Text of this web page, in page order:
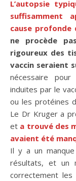
L’autopsie
suffisamment
cause profonde
ne procède
rigoureux des
vaccin seraient
nécessaire
induites par le
ou les protéines
Le Dr Kruger a
et a trouvé des
avaient été
Il y a un manque
résultats, et un
correctement les